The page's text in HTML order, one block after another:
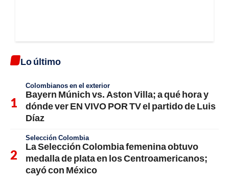
Lo último
Colombianos en el exterior
Bayern Múnich vs. Aston Villa; a qué hora y
dónde ver EN VIVO POR TV el partido de Luis
Díaz
Selección Colombia
La Selección Colombia femenina obtuvo
medalla de plata en los Centroamericanos;
cayó con México